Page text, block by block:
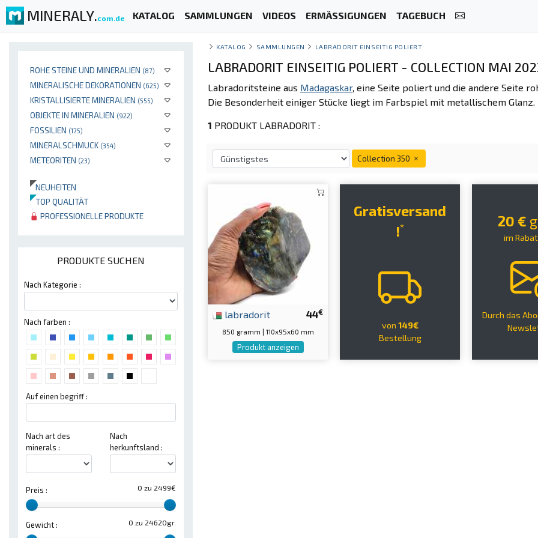
MINERALY.com.de KATALOG SAMMLUNGEN VIDEOS ERMÄSSIGUNGEN TAGEBUCH
ROHE STEINE UND MINERALIEN (87)
MINERALISCHE DEKORATIONEN (625)
KRISTALLISIERTE MINERALIEN (555)
OBJEKTE IN MINERALIEN (922)
FOSSILIEN (175)
MINERALSCHMUCK (354)
METEORITEN (23)
NEUHEITEN
TOP QUALITÄT
PROFESSIONELLE PRODUKTE
PRODUKTE SUCHEN
Nach Kategorie :
Nach farben :
Auf einen begriff :
Nach art des
minerals :
Nach
herkunftsland :
0 zu 2499€
Preis :
0 zu 24620gr.
Gewicht :
KATALOG SAMMLUNGEN LABRADORIT EINSEITIG POLIERT
LABRADORIT EINSEITIG POLIERT - COLLECTION MAI
Labradoritsteine aus Madagaskar, eine Seite poliert und die andere Seite
Die Besonderheit einiger Stücke liegt im Farbspiel mit metallischem Glanz.
1 PRODUKT LABRADORIT :
Collection 350
44€
labradorit
850 gramm | 110x95x60 mm
Produkt anzeigen
Gratisversand
!*
von 149€
Bestellung
20 €
im
Durch das